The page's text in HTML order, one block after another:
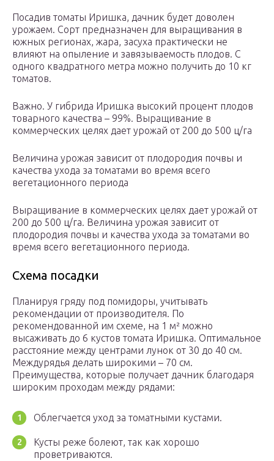
Посадив томаты Иришка, дачник будет доволен
урожаем. Сорт предназначен для выращивания в
южных регионах, жара, засуха практически не
влияют на опыление и завязываемость плодов. С
одного квадратного метра можно получить до 10 кг
томатов.
Важно. У гибрида Иришка высокий процент плодов
товарного качества – 99%. Выращивание в
коммерческих целях дает урожай от 200 до 500 ц/га
Величина урожая зависит от плодородия почвы и
качества ухода за томатами во время всего
вегетационного периода
Выращивание в коммерческих целях дает урожай от
200 до 500 ц/га. Величина урожая зависит от
плодородия почвы и качества ухода за томатами во
время всего вегетационного периода.
Схема посадки
Планируя гряду под помидоры, учитывать
рекомендации от производителя. По
рекомендованной им схеме, на 1 м² можно
высаживать до 6 кустов томата Иришка. Оптимальное
расстояние между центрами лунок от 30 до 40 см.
Междурядья делать широкими – 70 см.
Преимущества, которые получает дачник благодаря
широким проходам между рядами:
Облегчается уход за томатными кустами.
Кусты реже болеют, так как хорошо
проветриваются.